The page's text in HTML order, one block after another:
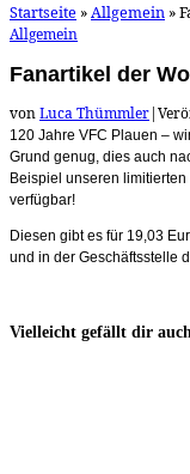
Startseite »Allgemein »
Allgemein
Fanartikel der
vonLuca Thümmler|
120 Jahre VFC Plauen –
Grund genug, dies auch
Beispiel unseren
verfügbar!
Diesen gibt es für 19,03
und in der Geschäftsstelle
Vielleicht gefällt dir auch